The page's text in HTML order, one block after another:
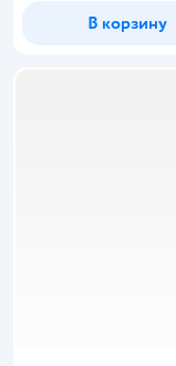
В корзину